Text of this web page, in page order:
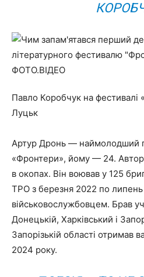
Павло Коробчук на фестивалі
Луцьк
Артур Дронь — наймолодший
«Фронтери», йому — 24. Автор
в окопах. Він воював у 125
ТРО з березня 2022 по
військовослужбовцем. Брав
Донецькій, Харківський і
Запорізькій області отримав
2024 року.